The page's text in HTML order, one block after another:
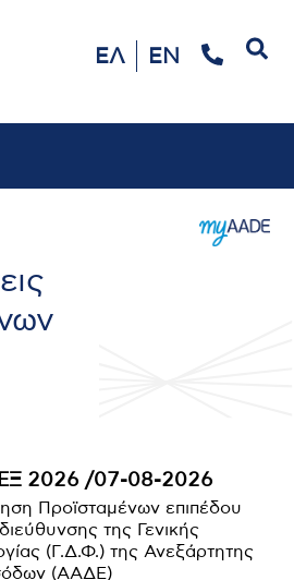
ΕΛ EN
2026 /07-08-2026
Προϊσταμένων επιπέδου
της Γενικής
(Γ.Δ.Φ.) της Ανεξάρτητης
(ΑΑΔΕ)